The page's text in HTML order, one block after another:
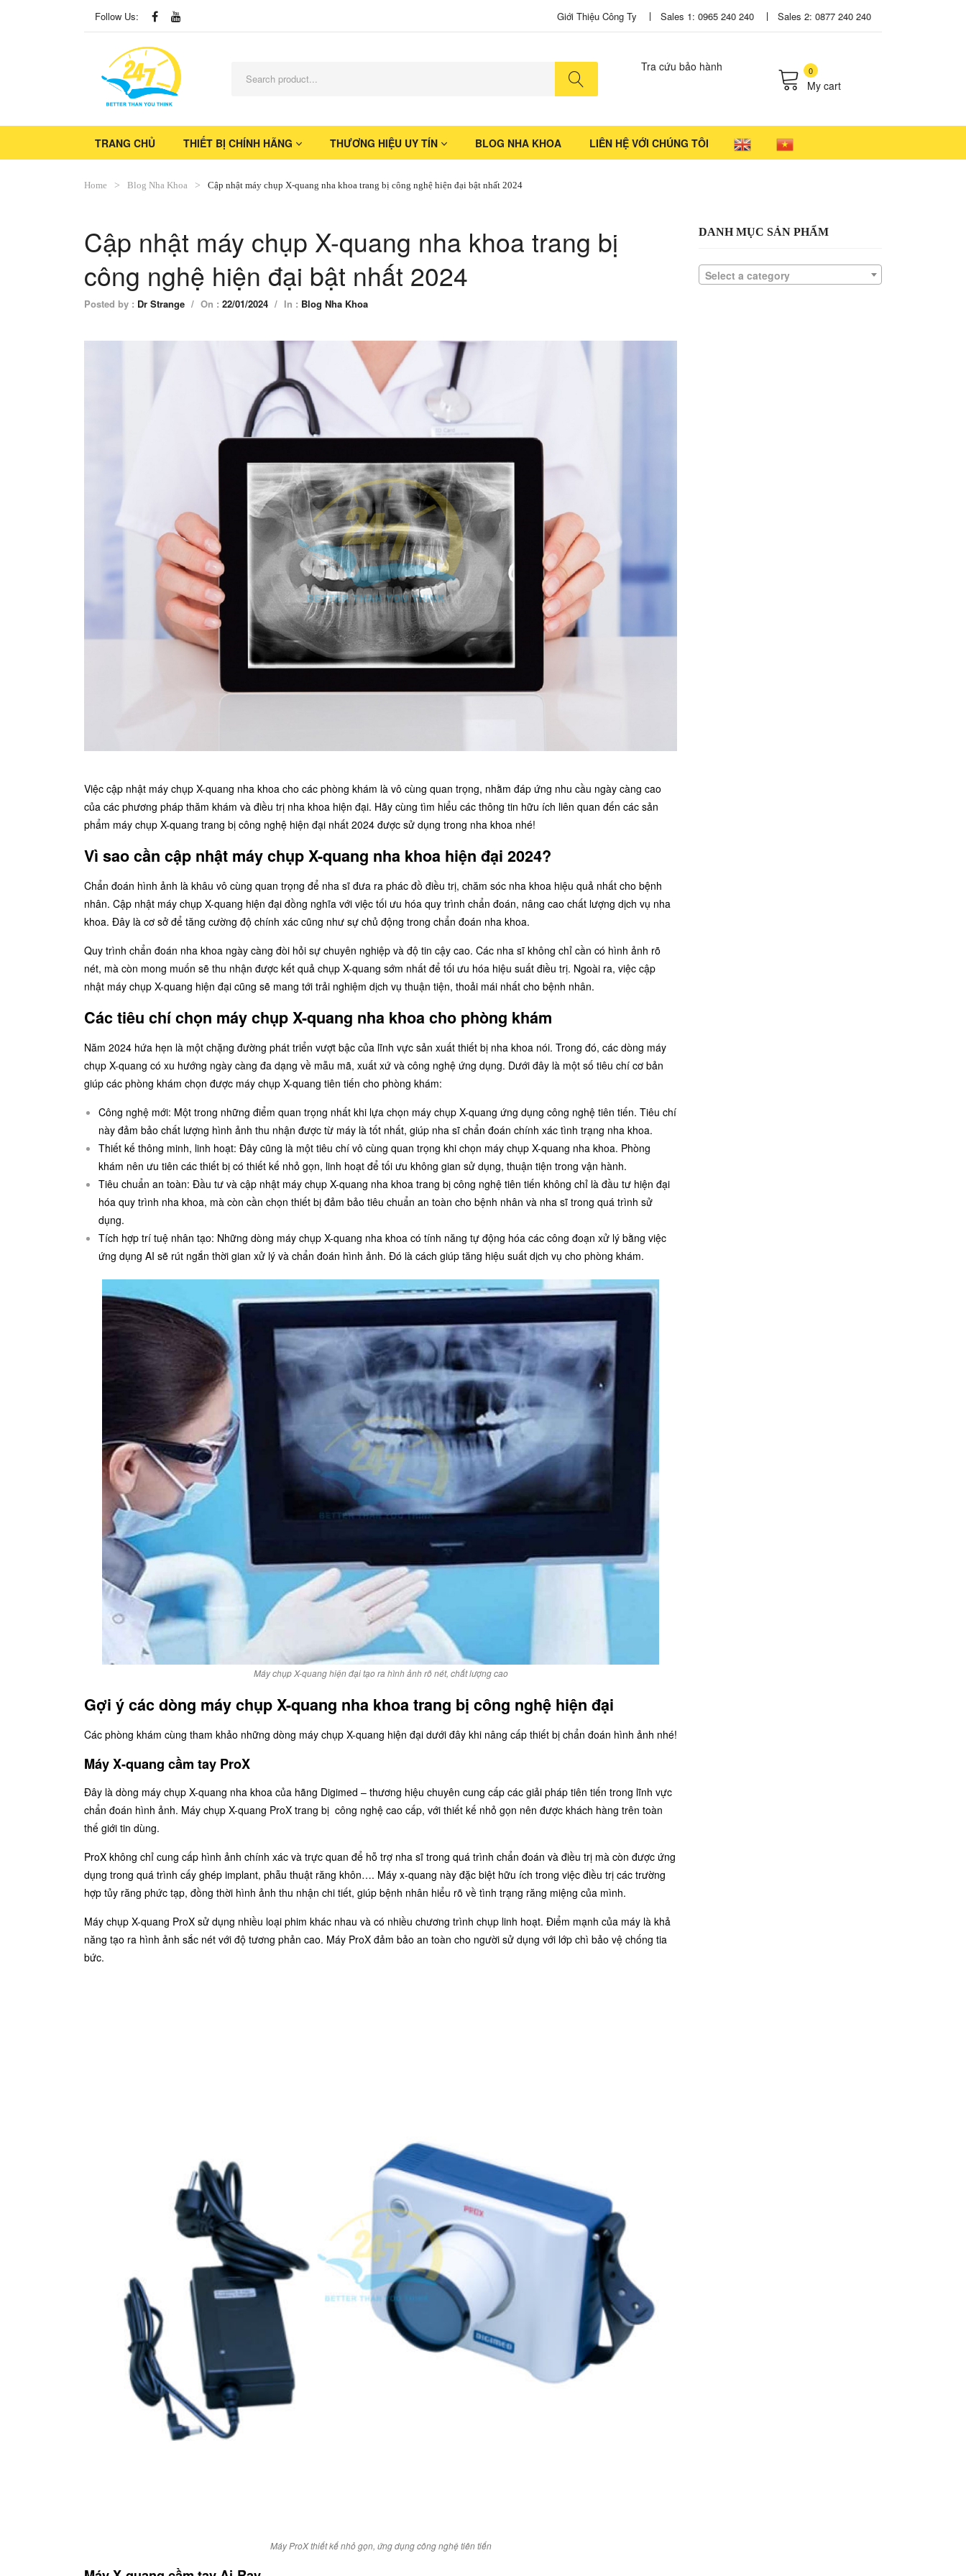
Follow Us: Giới Thiệu Công Ty Sales 1: 0965 240 240 Sales 2: 0877 240 240
Tra cứu bảo hành 0
My cart
TRANG CHỦ
THIẾT BỊ CHÍNH HÃNG THƯƠNG HIỆU UY TÍN BLOG NHA KHOA LIÊN HỆ VỚI CHÚNG TÔI
Home Blog Nha Khoa Cập nhật máy chụp X-quang nha khoa trang bị công nghệ hiện đại bật nhất 2024
Cập nhật máy chụp X-quang nha khoa trang bị
công nghệ hiện đại bật nhất 2024
Posted by : Dr Strange / On : 22/01/2024 / In : Blog Nha Khoa
Việc cập nhật máy chụp X-quang nha khoa cho các phòng khám là vô cùng quan trọng, nhằm đáp ứng nhu cầu ngày càng cao
của các phương pháp thăm khám và điều trị nha khoa hiện đại. Hãy cùng tìm hiểu các thông tin hữu ích liên quan đến các sản
phẩm máy chụp X-quang trang bị công nghệ hiện đại nhất 2024 được sử dụng trong nha khoa nhé!
Vì sao cần cập nhật máy chụp X-quang nha khoa hiện đại 2024?
Chẩn đoán hình ảnh là khâu vô cùng quan trọng để nha sĩ đưa ra phác đồ điều trị, chăm sóc nha khoa hiệu quả nhất cho bệnh
nhân. Cập nhật máy chụp X-quang hiện đại đồng nghĩa với việc tối ưu hóa quy trình chẩn đoán, nâng cao chất lượng dịch vụ nha
khoa. Đây là cơ sở để tăng cường độ chính xác cũng như sự chủ động trong chẩn đoán nha khoa.
Quy trình chẩn đoán nha khoa ngày càng đòi hỏi sự chuyên nghiệp và độ tin cậy cao. Các nha sĩ không chỉ cần có hình ảnh rõ
nét, mà còn mong muốn sẽ thu nhận được kết quả chụp X-quang sớm nhất để tối ưu hóa hiệu suất điều trị. Ngoài ra, việc cập
nhật máy chụp X-quang hiện đại cũng sẽ mang tới trải nghiệm dịch vụ thuận tiện, thoải mái nhất cho bệnh nhân.
Các tiêu chí chọn máy chụp X-quang nha khoa cho phòng khám
Năm 2024 hứa hẹn là một chặng đường phát triển vượt bậc của lĩnh vực sản xuất thiết bị nha khoa nói. Trong đó, các dòng máy
chụp X-quang có xu hướng ngày càng đa dạng về mẫu mã, xuất xứ và công nghệ ứng dụng. Dưới đây là một số tiêu chí cơ bản
giúp các phòng khám chọn được máy chụp X-quang tiên tiến cho phòng khám:
Công nghệ mới: Một trong những điểm quan trọng nhất khi lựa chọn máy chụp X-quang ứng dụng công nghệ tiên tiến. Tiêu chí
này đảm bảo chất lượng hình ảnh thu nhận được từ máy là tốt nhất, giúp nha sĩ chẩn đoán chính xác tình trạng nha khoa.
Thiết kế thông minh, linh hoạt: Đây cũng là một tiêu chí vô cùng quan trọng khi chọn máy chụp X-quang nha khoa. Phòng
khám nên ưu tiên các thiết bị có thiết kế nhỏ gọn, linh hoạt để tối ưu không gian sử dụng, thuận tiện trong vận hành.
Tiêu chuẩn an toàn: Đầu tư và cập nhật máy chụp X-quang nha khoa trang bị công nghệ tiên tiến không chỉ là đầu tư hiện đại
hóa quy trình nha khoa, mà còn cần chọn thiết bị đảm bảo tiêu chuẩn an toàn cho bệnh nhân và nha sĩ trong quá trình sử
dụng.
Tích hợp trí tuệ nhân tạo: Những dòng máy chụp X-quang nha khoa có tính năng tự động hóa các công đoạn xử lý bằng việc
ứng dụng AI sẽ rút ngắn thời gian xử lý và chẩn đoán hình ảnh. Đó là cách giúp tăng hiệu suất dịch vụ cho phòng khám.
Máy chụp X-quang hiện đại tạo ra hình ảnh rõ nét, chất lượng cao
Gợi ý các dòng máy chụp X-quang nha khoa trang bị công nghệ hiện đại
Các phòng khám cùng tham khảo những dòng máy chụp X-quang hiện đại dưới đây khi nâng cấp thiết bị chẩn đoán hình ảnh nhé!
Máy X-quang cầm tay ProX
Đây là dòng máy chụp X-quang nha khoa của hãng Digimed – thương hiệu chuyên cung cấp các giải pháp tiên tiến trong lĩnh vực
chẩn đoán hình ảnh. Máy chụp X-quang ProX trang bị công nghệ cao cấp, với thiết kế nhỏ gọn nên được khách hàng trên toàn
thế giới tin dùng.
ProX không chỉ cung cấp hình ảnh chính xác và trực quan để hỗ trợ nha sĩ trong quá trình chẩn đoán và điều trị mà còn được ứng
dụng trong quá trình cấy ghép implant, phẫu thuật răng khôn…. Máy x-quang này đặc biệt hữu ích trong việc điều trị các trường
hợp tủy răng phức tạp, đồng thời hình ảnh thu nhận chi tiết, giúp bệnh nhân hiểu rõ về tình trạng răng miệng của mình.
Máy chụp X-quang ProX sử dụng nhiều loại phim khác nhau và có nhiều chương trình chụp linh hoạt. Điểm mạnh của máy là khả
năng tạo ra hình ảnh sắc nét với độ tương phản cao. Máy ProX đảm bảo an toàn cho người sử dụng với lớp chì bảo vệ chống tia
bức.
Máy ProX thiết kế nhỏ gọn, ứng dụng công nghệ tiên tiến
DANH MỤC SẢN PHẨM
Select a category